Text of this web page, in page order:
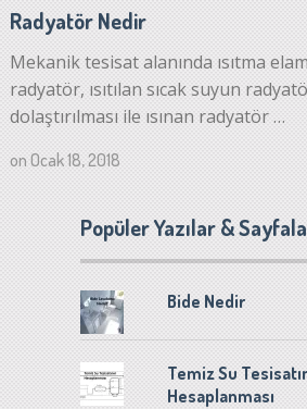
Radyatör Nedir
Mekanik tesisat alanında ısıtma
radyatör, ısıtılan sıcak suyun
dolaştırılması ile ısınan radyatör …
on Ocak 18, 2018
Popüler Yazılar &
Bide Nedir
Temiz Su
Hesaplanması